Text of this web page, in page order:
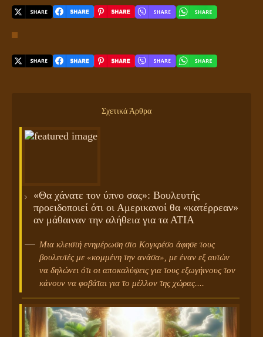
Σχετικά Άρθρα
«Θα χάνατε τον ύπνο σας»: Βουλευτής
προειδοποιεί ότι οι Αμερικανοί θα «κατέρρεαν»
αν μάθαιναν την αλήθεια για τα ΑΤΙΑ
Μια κλειστή ενημέρωση στο Κογκρέσο άφησε τους
βουλευτές με «κομμένη την ανάσα», με έναν εξ αυτών
να δηλώνει ότι οι αποκαλύψεις για τους εξωγήινους τον
κάνουν να φοβάται για το μέλλον της χώρας....